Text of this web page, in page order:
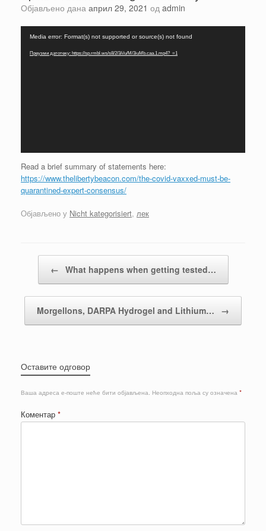
Објављено дана април 29, 2021 од admin
записа
Media error: Format(s) not supported or source(s) not found
Преузми датотеку: https://sp.rmbl.ws/s8/2/3/i/u/M/3iuMb.caa.1.mp4?_=1
Read a brief summary of statements here:
https://www.thelibertybeacon.com/the-covid-vaxxed-must-be-
quarantined-expert-consensus/
Објављено у Nicht kategorisiert, лек
← What happens when getting tested…
Morgellons, DARPA Hydrogel and Lithium… →
Оставите одговор
Ваша адреса е-поште неће бити објављена. Неопходна поља су означена *
Коментар *